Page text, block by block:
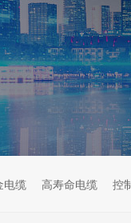
电缆 高寿命电缆 控